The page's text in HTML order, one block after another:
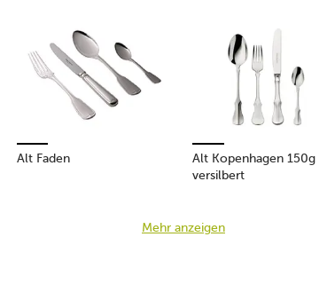
Alt Faden
Alt Kopenhagen 150g
versilbert
Mehr anzeigen